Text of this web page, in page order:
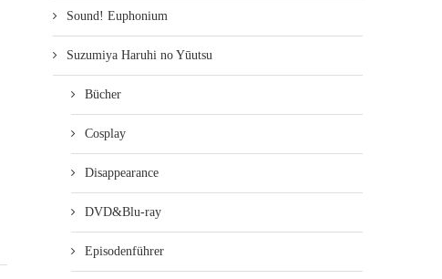
Sound! Euphonium
Suzumiya Haruhi no Yūutsu
Bücher
Cosplay
Disappearance
DVD&Blu-ray
Episodenführer